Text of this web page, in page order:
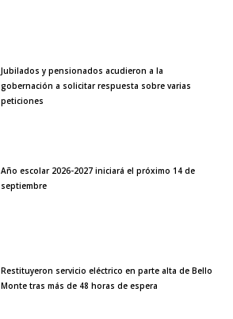
Jubilados y pensionados acudieron a la
gobernación a solicitar respuesta sobre varias
peticiones
Año escolar 2026-2027 iniciará el próximo 14 de
septiembre
Restituyeron servicio eléctrico en parte alta de Bello
Monte tras más de 48 horas de espera